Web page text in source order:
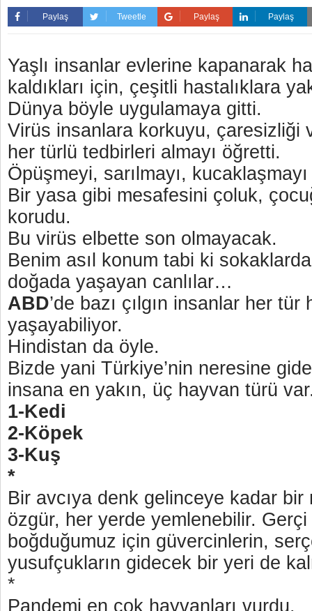
Paylaş Tweetle Paylaş Paylaş
Yaşlı insanlar evlerine kapanarak
kaldıkları için, çeşitli hastalıklara
Dünya böyle uygulamaya gitti.
Virüs insanlara korkuyu, çaresizliği
her türlü tedbirleri almayı öğretti.
Öpüşmeyi, sarılmayı,
Bir yasa gibi mesafesini çoluk,
korudu.
Bu virüs elbette son olmayacak.
Benim asıl konum tabi ki
doğada yaşayan canlılar…
ABD’de bazı çılgın insanlar her tür
yaşayabiliyor.
Hindistan da öyle.
Bizde yani Türkiye’nin neresine
insana en yakın, üç hayvan türü
1-Kedi
2-Köpek
3-Kuş
*
Bir avcıya denk gelinceye kadar
özgür, her yerde yemlenebilir.
boğduğumuz için güvercinlerin,
yusufçukların gidecek bir yeri de
*
Pandemi en çok hayvanları vurdu.